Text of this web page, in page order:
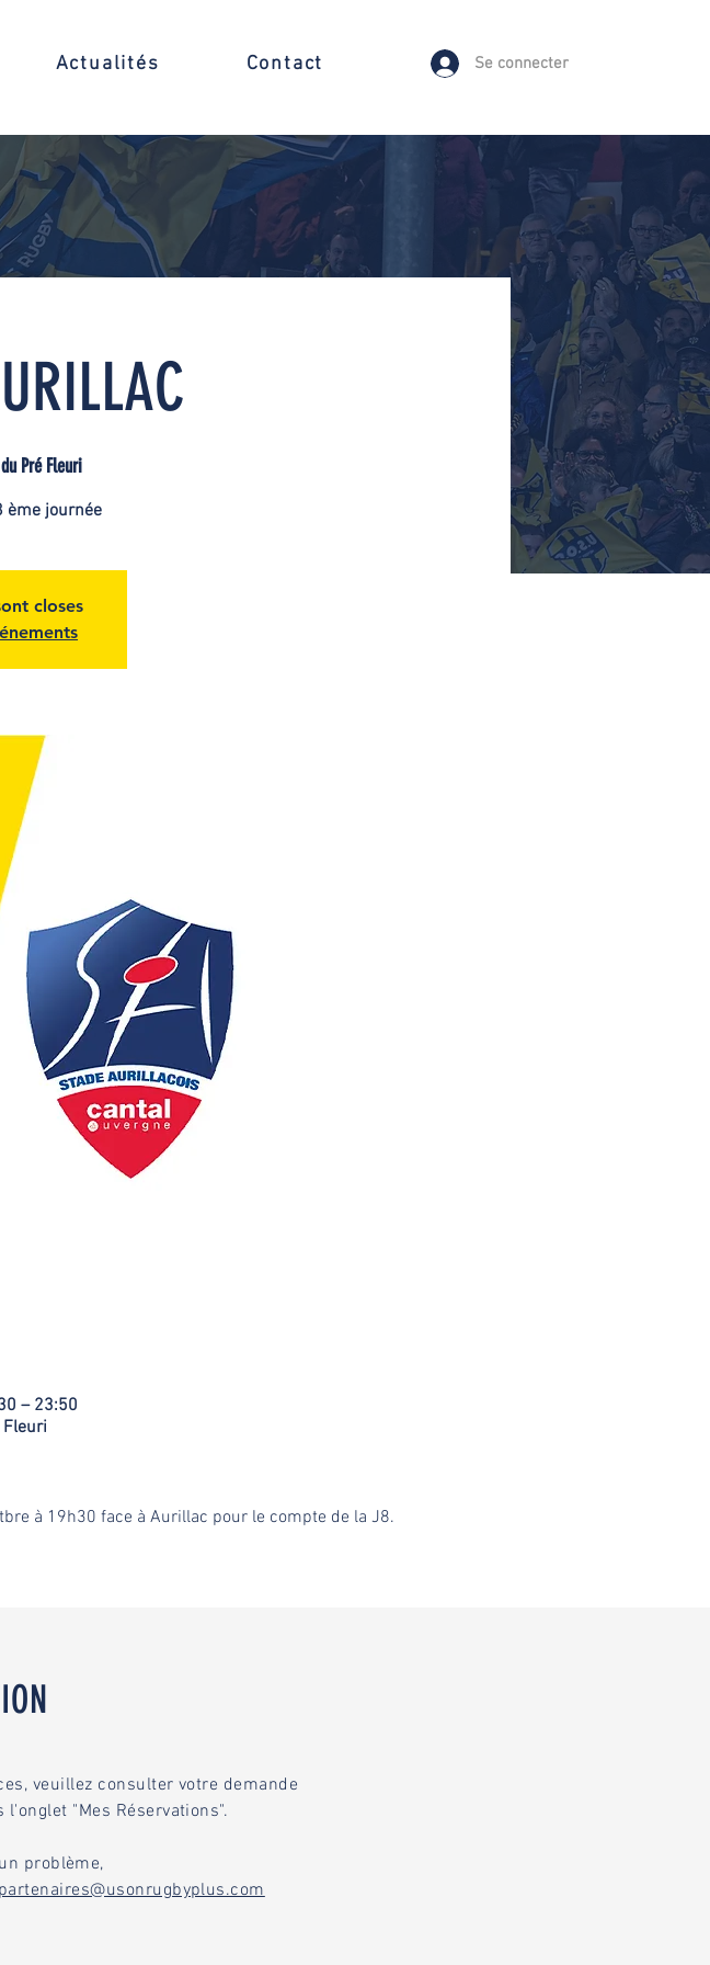
Actualités Contact Se connecter
Pré Fleuri
ème journée
closes
– 23:50
Fleuri
à 19h30 face à Aurillac pour le compte de la J8.
veuillez consulter votre demande
l'onglet "Mes Réservations".
problème,
partenaires@usonrugbyplus.com